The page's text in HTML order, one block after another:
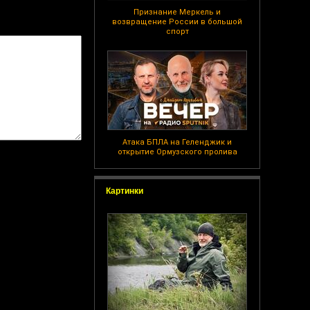
Признание Меркель и
возвращение России в большой
спорт
Атака БПЛА на Геленджик и
открытие Ормузского пролива
Картинки